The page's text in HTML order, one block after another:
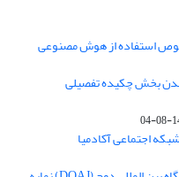
استفاده از هوش مصنوعی
بخش چکیده تفصیلی
اجتماعی آکادمیا